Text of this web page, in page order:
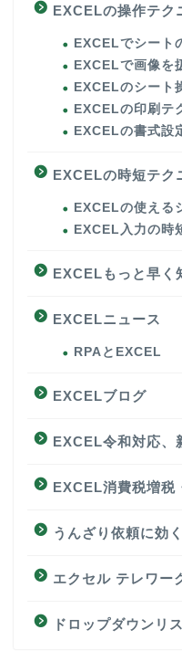
EXCELの操作テク
EXCELでシート
EXCELで画像を
EXCELのシート
EXCELの印刷テ
EXCELの書式設
EXCELの時短テク
EXCELの使える
EXCEL入力の時
EXCELもっと早く
EXCELニュース
RPAとEXCEL
EXCELブログ
EXCEL令和対応、
EXCEL消費税増税
うんざり依頼に効く
エクセル テレワー
ドロップダウンリ